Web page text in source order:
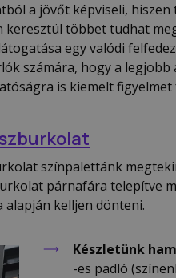
a jövőt képviseli,
keresztül többet tudhat
egy valódi
számára, hogy a
is kiemelt
színpalettánk
párnafára telepítve
alapján kelljen dönteni.
Készletünk
-es padló